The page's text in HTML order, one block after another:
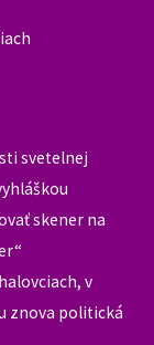
svetelnej
skener na
v
znova politická